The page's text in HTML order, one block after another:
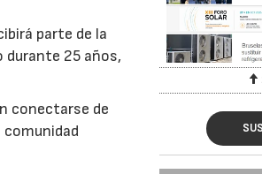
parte de la
25 años,
conectarse de
comunidad